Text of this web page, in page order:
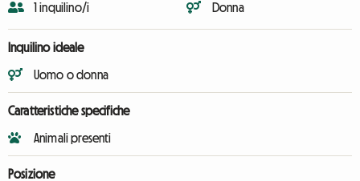
1 inquilino/i Donna
Inquilino ideale
Uomo o donna
Caratteristiche specifiche
Animali presenti
Posizione